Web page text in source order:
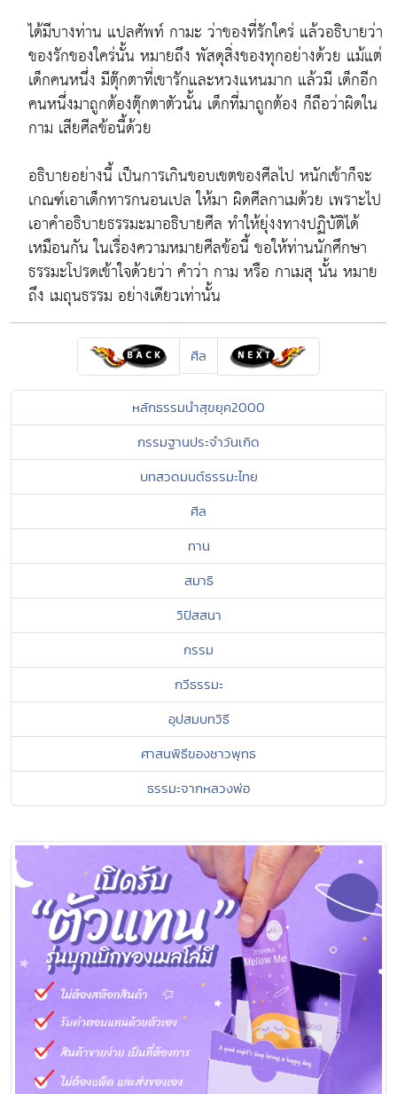
ได้มีบางท่าน แปลศัพท์ กามะ ว่าของที่รักใคร่ แล้วอธิบายว่า
ของรักของใคร่นั้น หมายถึง พัสดุสิ่งของทุกอย่างด้วย แม้แต่
เด็กคนหนึ่ง มีตุ๊กตาที่เขารักและหวงแหนมาก แล้วมี เด็กอีก
คนหนึ่งมาถูกต้องตุ๊กตาตัวนั้น เด็กที่มาถูกต้อง ก็ถือว่าผิดใน
กาม เสียศีลข้อนี้ด้วย
อธิบายอย่างนี้ เป็นการเกินขอบเขตของศีลไป หนักเข้าก็จะ
เกณฑ์เอาเด็กทารกนอนเปล ให้มา ผิดศีลกาเมด้วย เพราะไป
เอาคำอธิบายธรรมะมาอธิบายศีล ทำให้ยุ่งงทางปฏิบัติได้
เหมือนกัน ในเรื่องความหมายศีลข้อนี้ ขอให้ท่านนักศึกษา
ธรรมะโปรดเข้าใจด้วยว่า คำว่า กาม หรือ กาเมสุ นั้น หมาย
ถึง เมถุนธรรม อย่างเดียวเท่านั้น
ศีล
หลักธรรมนำสุขยุค2000
กรรมฐานประจำวันเกิด
บทสวดมนต์ธรรมะไทย
ศีล
ทาน
สมาธิ
วิปัสสนา
กรรม
กวีธรรมะ
อุปสมบทวิธี
ศาสนพิธีของชาวพุทธ
ธรรมะจากหลวงพ่อ